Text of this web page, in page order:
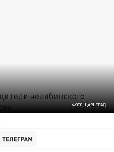
ФОТО: ЦАРЬГРАД.